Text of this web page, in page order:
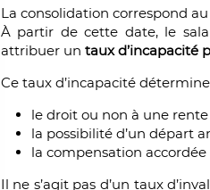
La consolidation correspond
À partir de cette date, le
attribuer un taux d’incapacité
Ce taux d’incapacité
le droit ou non à une rente
la possibilité d’un départ
la compensation
Il ne s’agit pas d’un taux